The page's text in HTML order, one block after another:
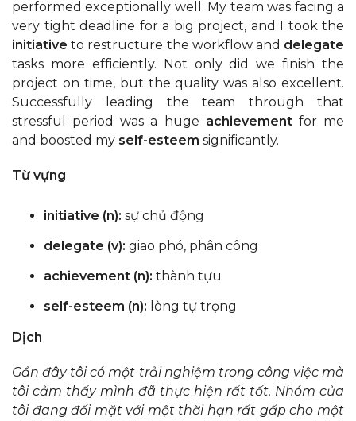
performed exceptionally well. My team was facing a
very tight deadline for a big project, and I took the
initiative to restructure the workflow and delegate
tasks more efficiently. Not only did we finish the
project on time, but the quality was also excellent.
Successfully leading the team through that
stressful period was a huge achievementfor me
and boosted my self-esteem significantly.
Từ vựng
initiative (n): sự chủ động
delegate (v): giao phó, phân công
achievement (n): thành tựu
self-esteem (n): lòng tự trọng
Dịch
Gần đây tôi có một trải nghiệm trong công việc mà
tôi cảm thấy mình đã thực hiện rất tốt. Nhóm của
tôi đang đối mặt với một thời hạn rất gấp cho một